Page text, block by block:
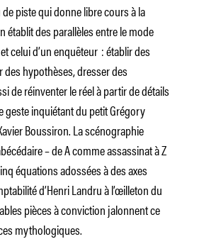
piste qui donne libre cours à la
établit des parallèles entre le mode
celui d’un enquêteur : établir des
hypothèses, dresser des
de réinventer le réel à partir de détails
geste inquiétant du petit Grégory
Boussiron. La scénographie
– de A comme assassinat à Z
équations adossées à des axes
d’Henri Landru à l’œilleton du
pièces à conviction jalonnent ce
mythologiques.